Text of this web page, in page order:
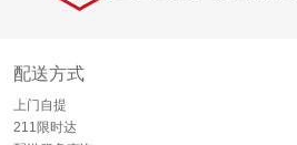
配送方式
上门自提
211限时达